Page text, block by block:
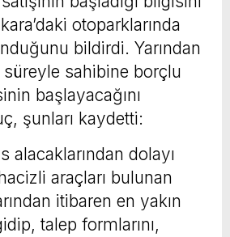
otoparklarında
bildirdi. Yarından
sahibine borçlu
başlayacağını
şunları kaydetti:
alacaklarından dolayı
araçları bulunan
itibaren en yakın
talep formlarını,